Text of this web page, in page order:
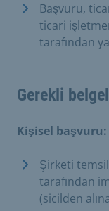
Başvuru,
ticari
tarafından
Gerekli
Kişisel başvuru:
Şirketi
tarafından
(sicilden